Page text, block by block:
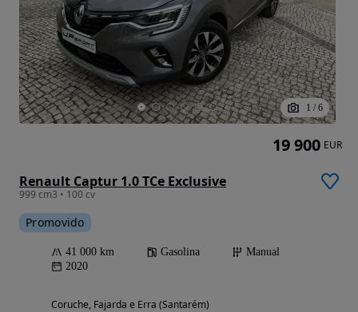
1 / 6
Renault Captur 1.0 TCe Exclusive
999 cm3 • 100 cv
Promovido
41 000 km Gasolina
Manual
2020
Coruche, Fajarda e Erra (Santarém)
19 900 EUR